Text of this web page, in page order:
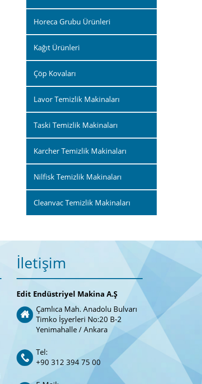
Horeca Grubu Ürünleri
Kağıt Ürünleri
Çöp Kovaları
Lavor Temizlik Makinaları
Taski Temizlik Makinaları
Karcher Temizlik Makinaları
Nilfisk Temizlik Makinaları
Cleanvac Temizlik Makinaları
İletişim
Edit Endüstriyel Makina A.Ş
Çamlıca Mah. Anadolu Bulvarı
Timko İşyerleri No:20 B-2
Yenimahalle / Ankara
Tel:
+90 312 394 75 00